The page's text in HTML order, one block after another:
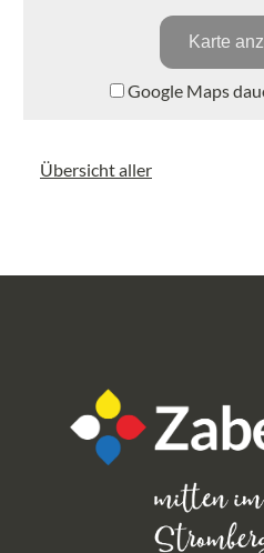
Karte
Google Maps
Übersicht aller